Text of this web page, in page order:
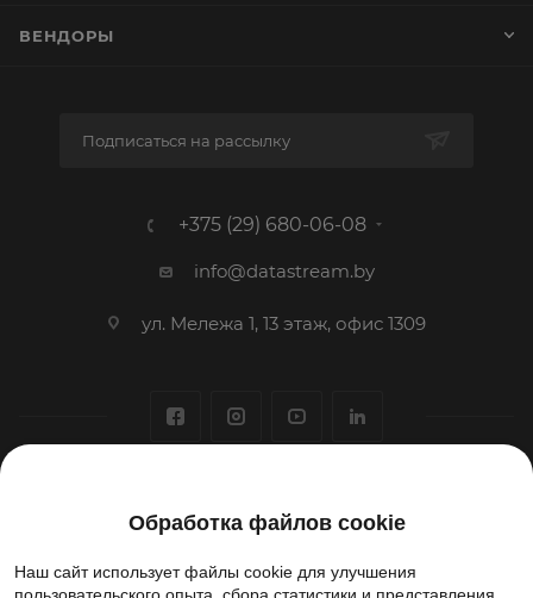
ВЕНДОРЫ
Подписаться на рассылку
+375 (29) 680-06-08
info@datastream.by
ул. Мележа 1, 13 этаж, офис 1309